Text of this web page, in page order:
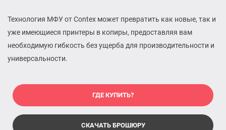
Технология МФУ от Contex может превратить как новые, так и
уже имеющиеся принтеры в копиры, предоставляя вам
необходимую гибкость без ущерба для производительности и
универсальности.
ГДЕ КУПИТЬ?
СКАЧАТЬ БРОШЮРУ